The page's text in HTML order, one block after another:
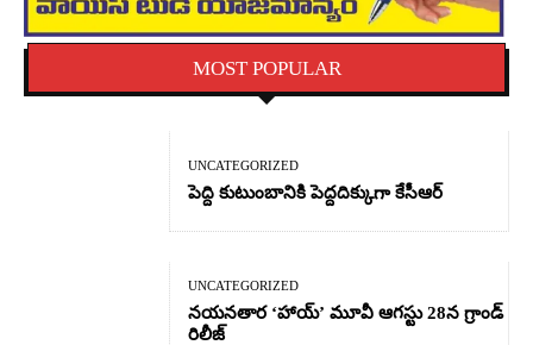
MOST POPULAR
UNCATEGORIZED
పెద్ది కుటుంబానికి పెద్దదిక్కుగా కేసీఆర్
UNCATEGORIZED
నయనతార ‘హాయ్’ మూవీ ఆగస్టు 28న గ్రాండ్
రిలీజ్